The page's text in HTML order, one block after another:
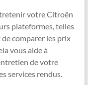
votre Citroën
plateformes, telles
comparer les prix
vous aide à
de votre
services rendus.